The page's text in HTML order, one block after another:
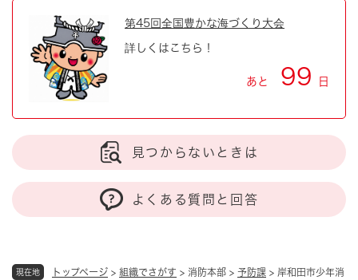
現在地 トップページ > 組織でさがす > 消防本部 > 予防課 > 岸和田市少年消
第45回全国豊かな海づくり大会
詳しくはこちら！
あと 99 日
見つからないときは
よくある質問と回答